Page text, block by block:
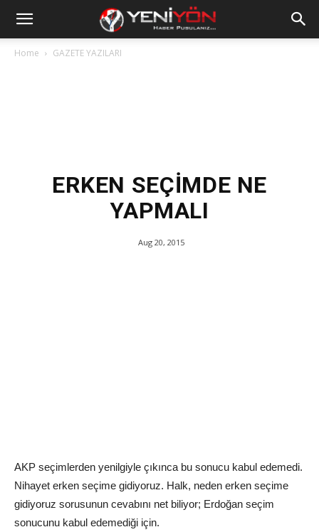
Home GAZETE YAZILARI
ERKEN SEÇİMDE NE
YAPMALI
Aug 20, 2015
AKP seçimlerden yenilgiyle çıkınca bu sonucu kabul edemedi.
Nihayet erken seçime gidiyoruz. Halk, neden erken seçime
gidiyoruz sorusunun cevabını net biliyor; Erdoğan seçim
sonucunu kabul edemediği için.